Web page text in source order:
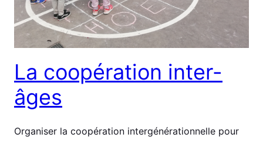
La coopération inter-
âges
Organiser la coopération intergénérationnelle pour